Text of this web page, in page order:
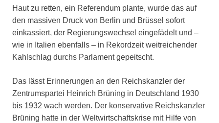
Haut zu retten, ein Referendum plante, wurde das auf
den massiven Druck von Berlin und Brüssel sofort
einkassiert, der Regierungswechsel eingefädelt und –
wie in Italien ebenfalls – in Rekordzeit weitreichender
Kahlschlag durchs Parlament gepeitscht.
Das lässt Erinnerungen an den Reichskanzler der
Zentrumspartei Heinrich Brüning in Deutschland 1930
bis 1932 wach werden. Der konservative Reichskanzler
Brüning hatte in der Weltwirtschaftskrise mit Hilfe von